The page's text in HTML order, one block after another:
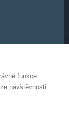
funkce
návštěvnosti